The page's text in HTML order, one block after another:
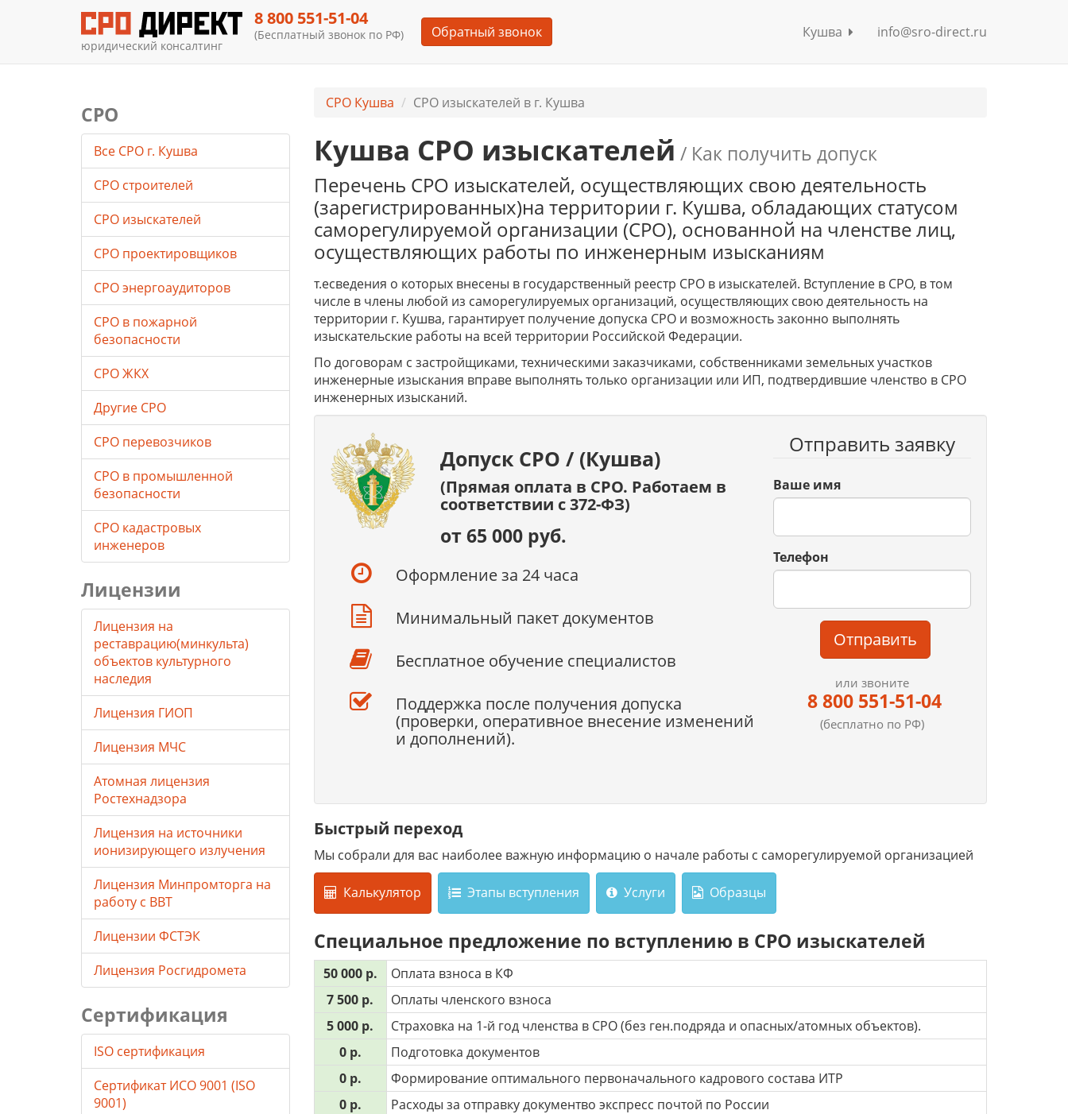
юридический консалтинг
8 800 551-51-04
(Бесплатный звонок по РФ) Обратный звонок Кушва info@sro-direct.ru
СРО Кушва СРО изыскателей в г. Кушва
Кушва СРО изыскателей / Как получить допуск
Перечень СРО изыскателей, осуществляющих свою деятельность
(зарегистрированных)на территории г. Кушва, обладающих статусом
саморегулируемой организации (СРО), основанной на членстве лиц,
осуществляющих работы по инженерным изысканиям
т.есведения о которых внесены в государственный реестр СРО в изыскателей. Вступление в СРО, в том
числе в члены любой из саморегулируемых организаций, осуществляющих свою деятельность на
территории г. Кушва, гарантирует получение допуска СРО и возможность законно выполнять
изыскательские работы на всей территории Российской Федерации.
По договорам с застройщиками, техническими заказчиками, собственниками земельных участков
инженерные изыскания вправе выполнять только организации или ИП, подтвердившие членство в СРО
инженерных изысканий.
Допуск СРО / (Кушва)
(Прямая оплата в СРО. Работаем в
соответствии с 372-ФЗ)
от 65 000 руб.
Оформление за 24 часа
Минимальный пакет документов
Бесплатное обучение специалистов
Поддержка после получения допуска
(проверки, оперативное внесение изменений
и дополнений).
Отправить заявку
Ваше имя
Телефон
Отправить
или звоните
8 800 551-51-04
(бесплатно по РФ)
Быстрый переход
Мы собрали для вас наиболее важную информацию о начале работы с саморегулируемой организацией
Калькулятор Этапы вступления Услуги Образцы
Специальное предложение по вступлению в СРО изыскателей
50 000 р.
Оплата взноса в КФ
7 500 р.
Оплаты членского взноса
5 000 р.
Страховка на 1-й год членства в СРО (без ген.подряда и опасных/атомных объектов).
0 р.
Подготовка документов
0 р.
Формирование оптимального первоначального кадрового состава ИТР
0 р.
Расходы за отправку документво экспресс почтой по России
СРО
Все СРО г. Кушва
СРО строителей
СРО изыскателей
СРО проектировщиков
СРО энергоаудиторов
СРО в пожарной
безопасности
СРО ЖКХ
Другие СРО
СРО перевозчиков
СРО в промышленной
безопасности
СРО кадастровых
инженеров
Лицензии
Лицензия на
реставрацию(минкульта)
объектов культурного
наследия
Лицензия ГИОП
Лицензия МЧС
Атомная лицензия
Ростехнадзора
Лицензия на источники
ионизирующего излучения
Лицензия Минпромторга на
работу с ВВТ
Лицензии ФСТЭК
Лицензия Росгидромета
Сертификация
ISO сертификация
Сертификат ИСО 9001 (ISO
9001)